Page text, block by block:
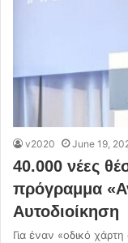
v2020 June 19,
40.000 νέες
πρόγραμμα
Αυτοδιοίκηση
Για έναν «οδικό